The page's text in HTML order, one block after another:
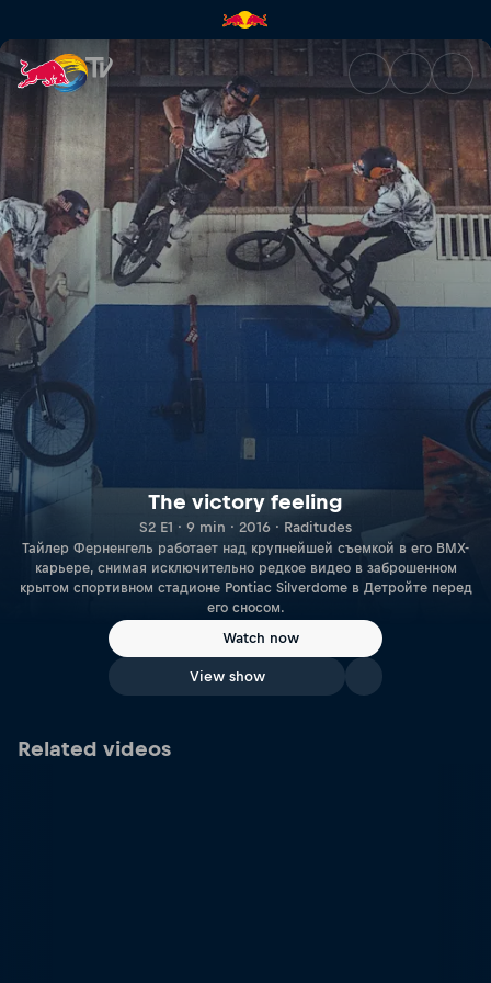
The victory feeling | Red Bull
The victory feeling
S2 E1 · 9 min · 2016 · Raditudes
Тайлер Ферненгель работает над крупнейшей съемкой в его BMX-
карьере, снимая исключительно редкое видео в заброшенном
крытом спортивном стадионе Pontiac Silverdome в Детройте перед
его сносом.
Watch now
View show
Related videos